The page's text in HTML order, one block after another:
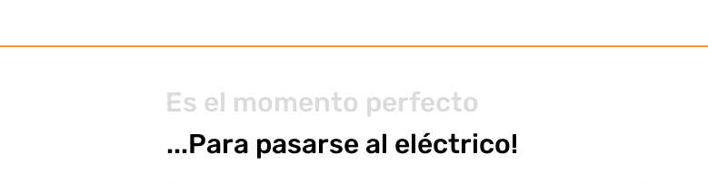
Es el momento perfecto
...Para pasarse al eléctrico!